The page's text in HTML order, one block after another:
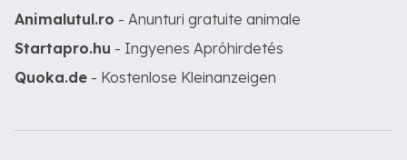
Animalutul.ro - Anunturi gratuite animale
Startapro.hu - Ingyenes Apróhirdetés
Quoka.de - Kostenlose Kleinanzeigen